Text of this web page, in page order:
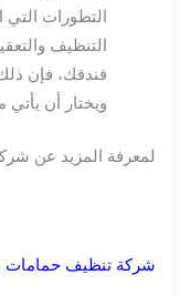
التطورات
التنظيف
فندقك، فإن
ويختار أن
لمعرفة المزيد عن
شركة تنظيف حمامات